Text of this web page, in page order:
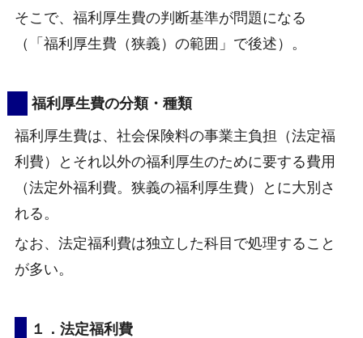
そこで、福利厚生費の判断基準が問題になる
（「福利厚生費（狭義）の範囲」で後述）。
福利厚生費の分類・種類
福利厚生費は、社会保険料の事業主負担（法定福
利費）とそれ以外の福利厚生のために要する費用
（法定外福利費。狭義の福利厚生費）とに大別さ
れる。
なお、法定福利費は独立した科目で処理すること
が多い。
１．法定福利費